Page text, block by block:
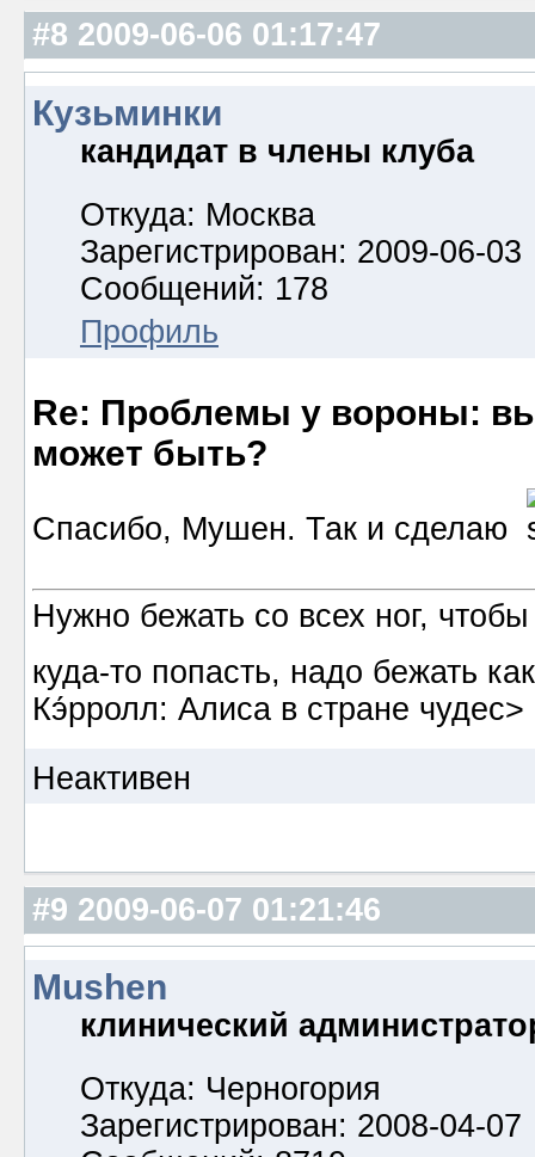
#8 2009-06-06 01:17:47
Кузьминки
кандидат в члены клуба
Откуда: Москва
Зарегистрирован: 2009-06-03
Сообщений: 178
Профиль
Re: Проблемы у вороны:
может быть?
Спасибо, Мушен. Так и сделаю
Нужно бежать со всех ног,
куда-то попасть, надо бежать
Кэ́рролл: Алиса в стране чудес>
Неактивен
#9 2009-06-07 01:21:46
Mushen
клинический
Откуда: Черногория
Зарегистрирован: 2008-04-07